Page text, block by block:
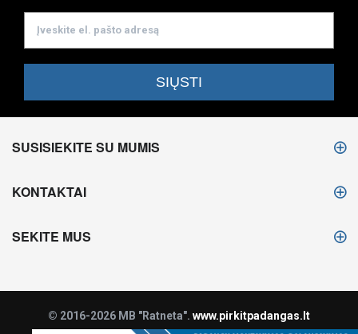
SUSISIEKITE SU MUMIS
KONTAKTAI
SEKITE MUS
© 2016-2026 MB "Ratneta". www.pirkitpadangas.lt